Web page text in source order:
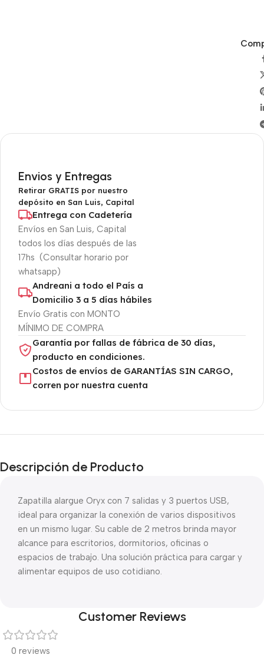
Envios y Entregas
Retirar GRATIS por nuestro
depósito en San Luis, Capital
Entrega con Cadetería
Envíos en San Luis, Capital
todos los días después de las
17hs (Consultar horario por
whatsapp)
Andreani a todo el País a
Domicilio 3 a 5 días hábiles
Envío Gratis con MONTO
MÍNIMO DE COMPRA
Garantía por fallas de fábrica de 30 días,
producto en condiciones.
Costos de envíos de GARANTÍAS SIN CARGO,
corren por nuestra cuenta
Descripción de Producto
Zapatilla alargue Oryx con 7 salidas y 3 puertos USB,
ideal para organizar la conexión de varios dispositivos
en un mismo lugar. Su cable de 2 metros brinda mayor
alcance para escritorios, dormitorios, oficinas o
espacios de trabajo. Una solución práctica para cargar y
alimentar equipos de uso cotidiano.
Customer Reviews
0 reviews